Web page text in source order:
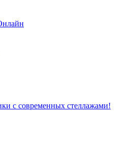
с современных стеллажами!